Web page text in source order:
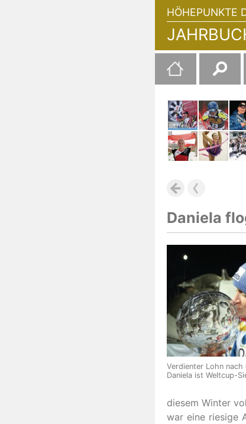
HÖHEPUNKTE
Suchen
nach:
Daniela
Verdienter Lohn nach
Daniela ist Weltcup-
diesem Winter
war eine riesige